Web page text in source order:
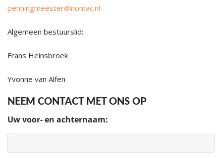
penningmeester@nomac.nl
Algemeen bestuurslid:
Frans Heinsbroek
Yvonne van Alfen
NEEM CONTACT MET ONS OP
Uw voor- en achternaam: